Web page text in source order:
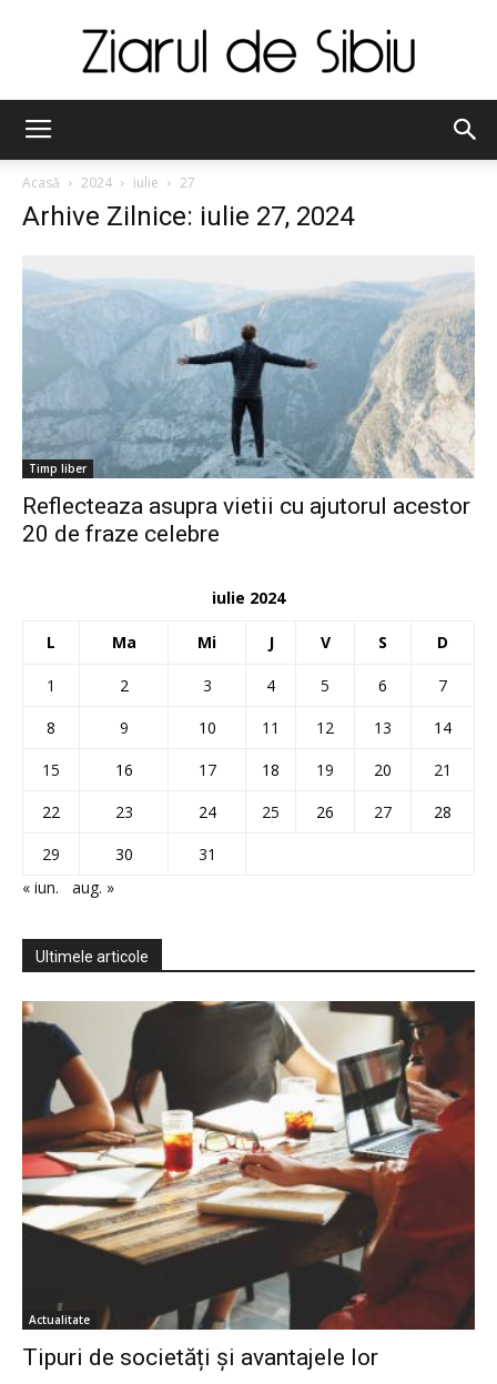
de
Sibiu
Acasă 2024 iulie 27
Arhive Zilnice: iulie 27, 2024
Timp liber
Reflecteaza asupra vietii cu ajutorul acestor
20 de fraze celebre
iulie 2024
L Ma Mi J V S D
1 2 3 4 5 6
7
8
9 10 11 12 13
14
15
16 17 18 19 20
21
22
23 24 25 26 27
28
29
30
31
« iun.
aug. »
Ultimele articole
Actualitate
Tipuri de societăți și avantajele lor